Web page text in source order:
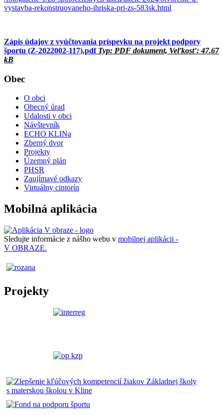
vystavba-rekonstruovaneho-ihriska-pri-zs-583sk.html
Zápis údajov z vyúčtovania príspevku na projekt podpory
športu (Z-2022002-117).pdfTyp: PDF dokument, Veľkosť: 47.67
kB
Obec
O obci
Obecný úrad
Udalosti v obci
Návštevník
ECHO KLINa
Zberný dvor
Projekty
Územný plán
PHSR
Zaujímavé odkazy
Virtuálny cintorín
Mobilná aplikácia
Sledujte informácie z nášho webu v mobilnej aplikácii -
V OBRAZE.
Projekty